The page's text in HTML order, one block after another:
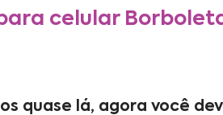
celular
quase lá, agora você